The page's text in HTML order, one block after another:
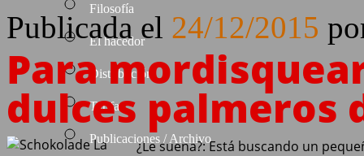
Filosofía
El hacedor
Distribución
Tarifas
Publicaciones / Archivo
Publicada el 24/12/2015
Para
dulces palmeros
¿Le suena?: Está buscando un